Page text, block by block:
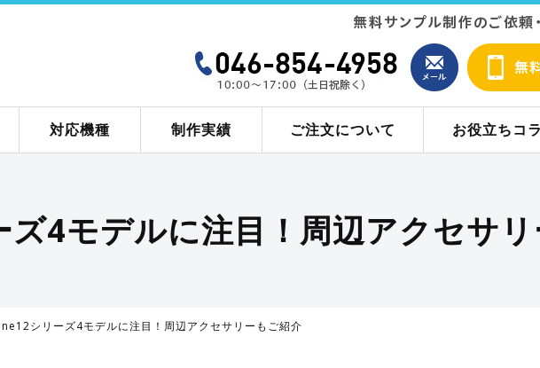
対応機種 制作実績 ご注文について お役立ちコ
4モデルに注目！周辺アクセサ
シリーズ4モデルに注目！周辺アクセサリーもご紹介